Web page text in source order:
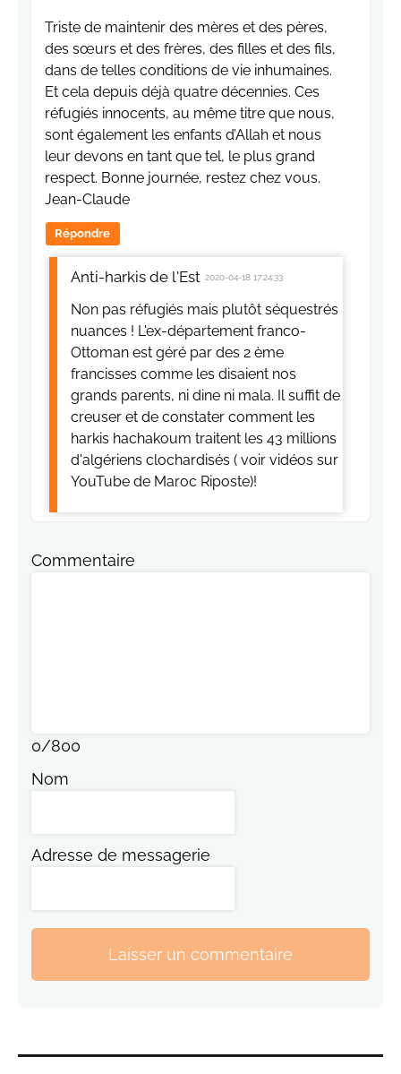
Triste de maintenir des mères et des pères,
des sœurs et des frères, des filles et des fils,
dans de telles conditions de vie inhumaines.
Et cela depuis déjà quatre décennies. Ces
réfugiés innocents, au même titre que nous,
sont également les enfants d’Allah et nous
leur devons en tant que tel, le plus grand
respect. Bonne journée, restez chez vous.
Jean-Claude
Répondre
Anti-harkis de l'Est 2020-04-18 17:24:33
Non pas réfugiés mais plutôt séquestrés
nuances ! L'ex-département franco-
Ottoman est géré par des 2 ème
francisses comme les disaient nos
grands parents, ni dine ni mala. Il suffit de
creuser et de constater comment les
harkis hachakoum traitent les 43 millions
d'algériens clochardisés ( voir vidéos sur
YouTube de Maroc Riposte)!
Commentaire
0/800
Nom
Adresse de messagerie
Laisser un commentaire